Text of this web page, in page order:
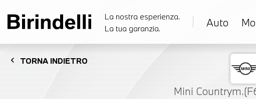
La nostra esperienza.
La tua garanzia.
Auto
chevron_left TORNA INDIETRO
Mini